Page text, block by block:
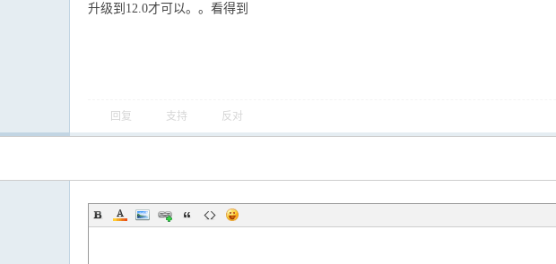
升级到12.0才可以。。看得到
回复 支持 反对